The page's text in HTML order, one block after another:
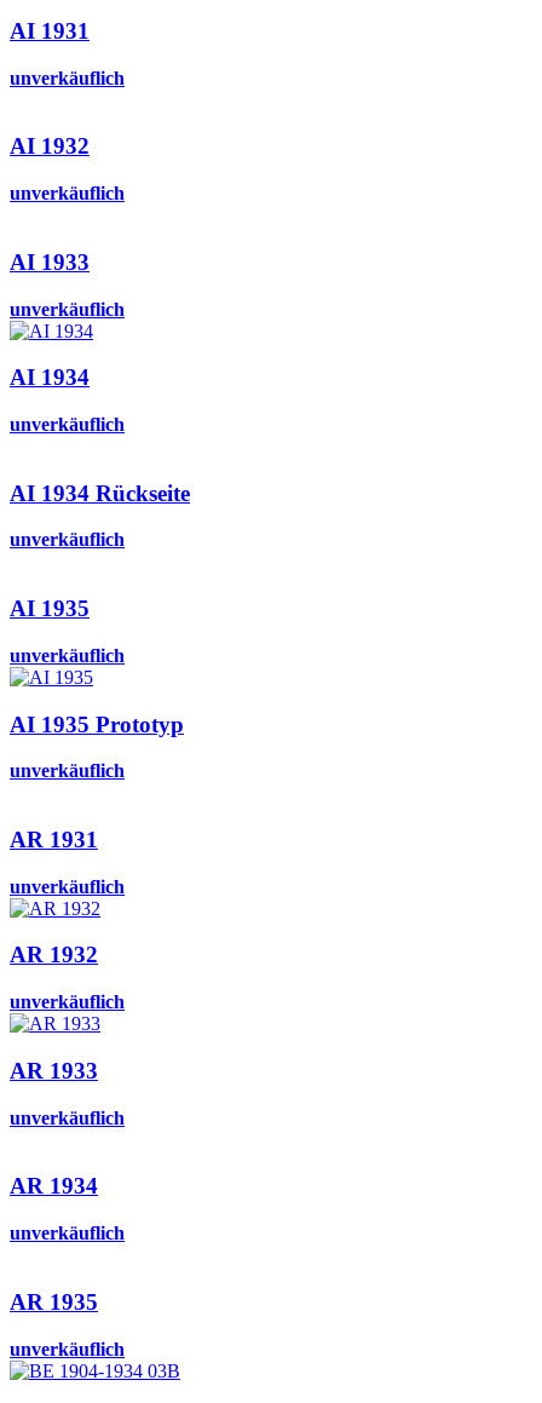
AI 1931
unverkäuflich
AI 1932
unverkäuflich
AI 1933
unverkäuflich
AI 1934
unverkäuflich
AI 1934 Rückseite
unverkäuflich
AI 1935
unverkäuflich
AI 1935 Prototyp
unverkäuflich
AR 1931
unverkäuflich
AR 1932
unverkäuflich
AR 1933
unverkäuflich
AR 1934
unverkäuflich
AR 1935
unverkäuflich